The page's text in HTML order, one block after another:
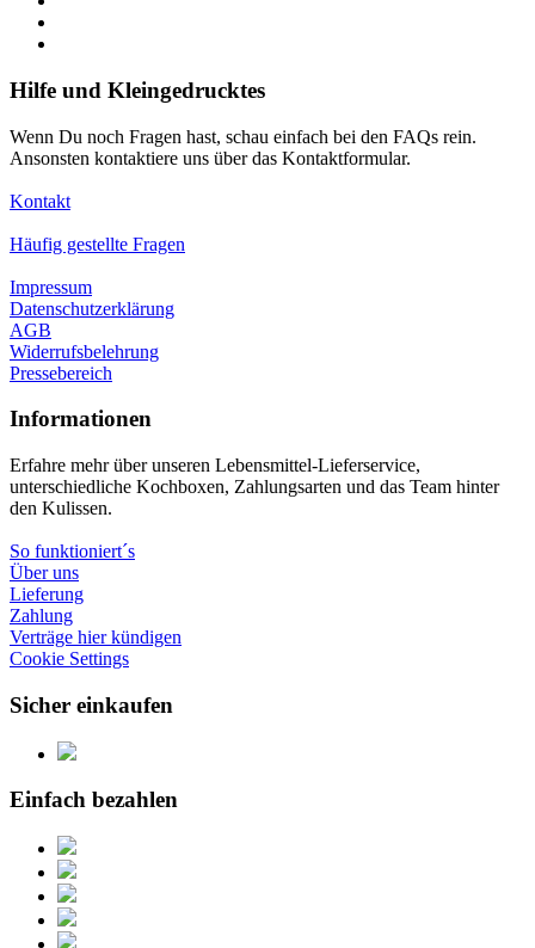
Hilfe und Kleingedrucktes
Wenn Du noch Fragen hast, schau einfach bei den FAQs rein.
Ansonsten kontaktiere uns über das Kontaktformular.
Kontakt
Häufig gestellte Fragen
Impressum
Datenschutzerklärung
AGB
Widerrufsbelehrung
Pressebereich
Informationen
Erfahre mehr über unseren Lebensmittel-Lieferservice,
unterschiedliche Kochboxen, Zahlungsarten und das Team hinter
den Kulissen.
So funktioniert´s
Über uns
Lieferung
Zahlung
Verträge hier kündigen
Cookie Settings
Sicher einkaufen
Einfach bezahlen